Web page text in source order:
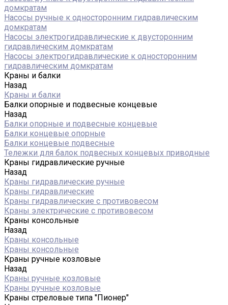
домкратам
Насосы ручные к односторонним гидравлическим
домкратам
Насосы электрогидравлические к двусторонним
гидравлическим домкратам
Насосы электрогидравлические к односторонним
гидравлическим домкратам
Краны и балки
Назад
Краны и балки
Балки опорные и подвесные концевые
Назад
Балки опорные и подвесные концевые
Балки концевые опорные
Балки концевые подвесные
Тележки для балок подвесных концевых приводные
Краны гидравлические ручные
Назад
Краны гидравлические ручные
Краны гидравлические
Краны гидравлические с противовесом
Краны электрические с противовесом
Краны консольные
Назад
Краны консольные
Краны консольные
Краны ручные козловые
Назад
Краны ручные козловые
Краны ручные козловые
Краны стреловые типа "Пионер"